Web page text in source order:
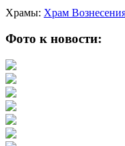
Храмы: Храм
Фото к новости: